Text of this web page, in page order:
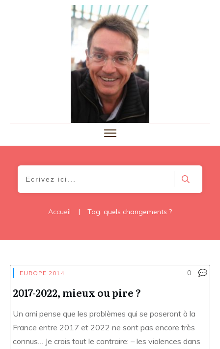
Accueil | Tag: quels changements ?
EUROPE 2014 0
2017-2022, mieux ou pire ?
Un ami pense que les problèmes qui se poseront à la
France entre 2017 et 2022 ne sont pas encore très
connus… Je crois tout le contraire: – les violences dans